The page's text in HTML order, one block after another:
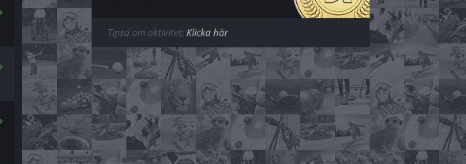
Tipsa om aktivitet:Klicka här